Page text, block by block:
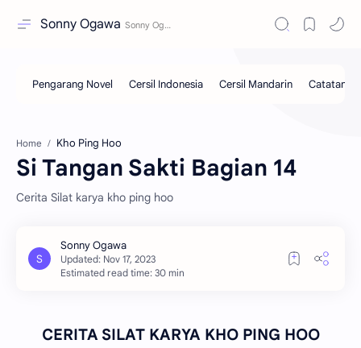
Sonny Ogawa
Home Kho Ping Hoo
Si Tangan Sakti Bagian 14
Cerita Silat karya kho ping hoo
Estimated read time: 30 min
CERITA SILAT KARYA KHO PING HOO